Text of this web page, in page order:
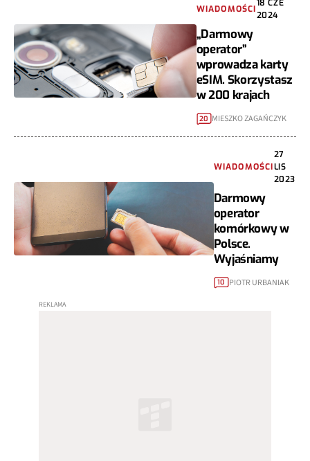
WIADOMOŚCI
18 CZE
2024
„Darmowy
operator”
wprowadza karty
eSIM. Skorzystasz
w 200 krajach
20 MIESZKO ZAGAŃCZYK
WIADOMOŚCI
27
LIS
2023
Darmowy
operator
komórkowy w
Polsce.
Wyjaśniamy
10 PIOTR URBANIAK